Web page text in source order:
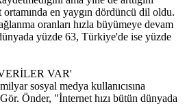
en yaygın dördüncü dil oldu.
oranları hızla büyümeye devam
yüzde 63, Türkiye'de ise yüzde
VAR'
sosyal medya kullanıcısına
Önder, "İnternet hızı bütün dünyada